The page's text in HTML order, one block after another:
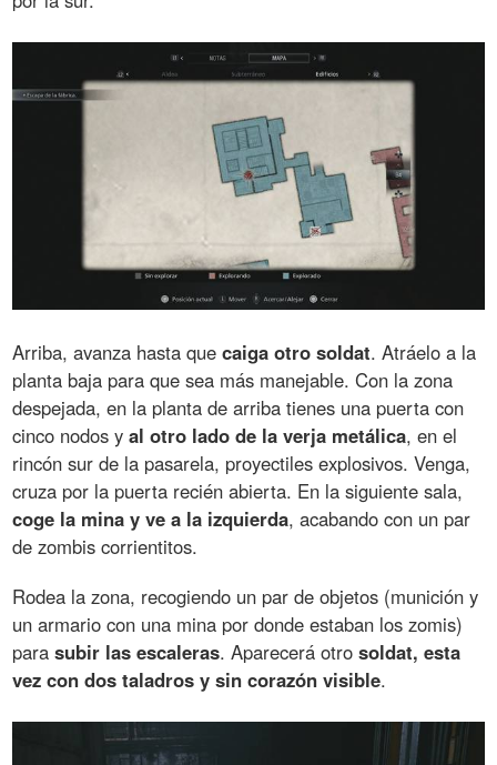
Arriba, avanza hasta quecaiga otro soldat. Atráelo a la
planta baja para que sea más manejable. Con la zona
despejada, en la planta de arriba tienes una puerta con
cinco nodos yal otro lado de la verja metálica, en el
rincón sur de la pasarela, proyectiles explosivos. Venga,
cruza por la puerta recién abierta. En la siguiente sala,
coge la mina y ve a la izquierda, acabando con un par
de zombis corrientitos.
Rodea la zona, recogiendo un par de objetos (munición y
un armario con una mina por donde estaban los zomis)
parasubir las escaleras. Aparecerá otrosoldat, esta
vez con dos taladros y sin corazón visible.